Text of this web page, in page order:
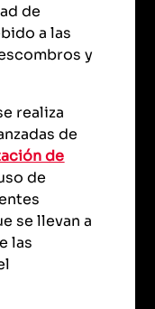
de
a las
y
realiza
de
de
de
se llevan a
las